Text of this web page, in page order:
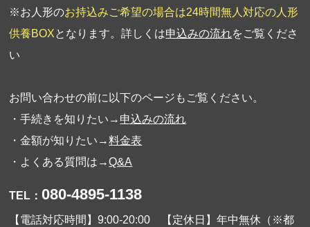
※お人形のお持込みご希望の場合は24時間無人対応の人形
供養BOXとなります。詳しくは申込みの流れをご覧くださ
い
お問い合わせの前に以下のページもご覧ください。
・手続きを知りたい→ 申込みの流れ
・金額が知りたい→料金表
・よくある質問は→Q&A
TEL： 080-4895-1138
【電話対応時間】9:00-20:00 【定休日】年中無休（※都